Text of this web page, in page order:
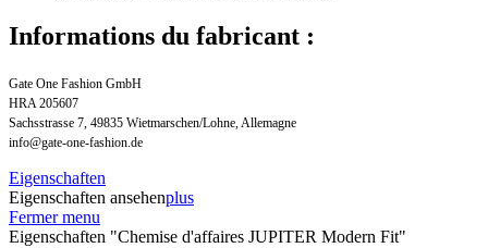
Informations du fabricant :
Gate One Fashion GmbH
HRA 205607
Sachsstrasse 7, 49835 Wietmarschen/Lohne, Allemagne
info@gate-one-fashion.de
Eigenschaften
Eigenschaften ansehenplus
Fermer menu
Eigenschaften "Chemise d'affaires JUPITER Modern Fit"